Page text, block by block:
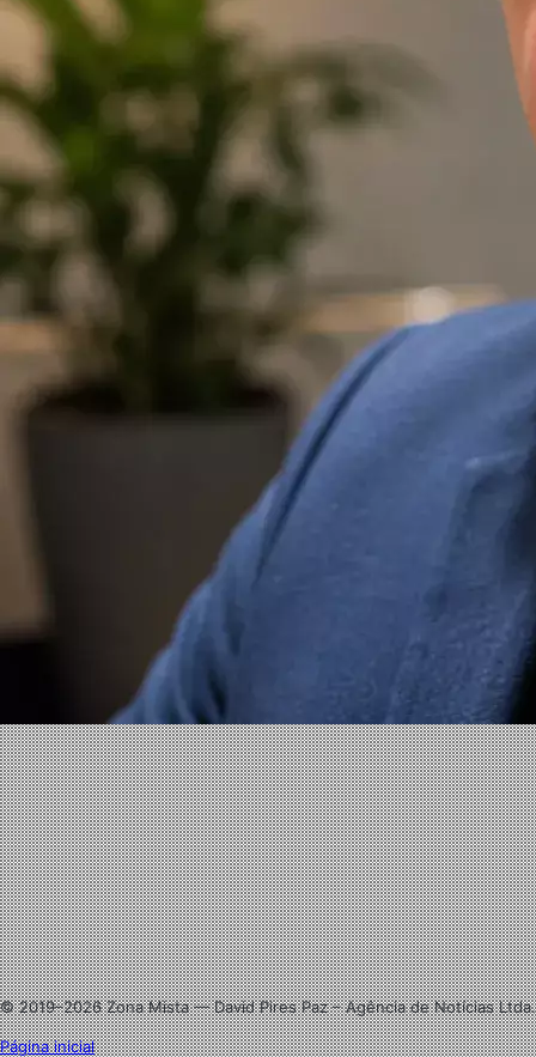
Website
Facebook
X
Linkedin
Instagram
© 2019–2026 Zona Mista — David Pires Paz – Agência de Notícias Ltda.
Página inicial